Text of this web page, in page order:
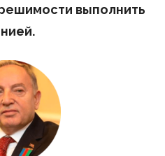
выполнить